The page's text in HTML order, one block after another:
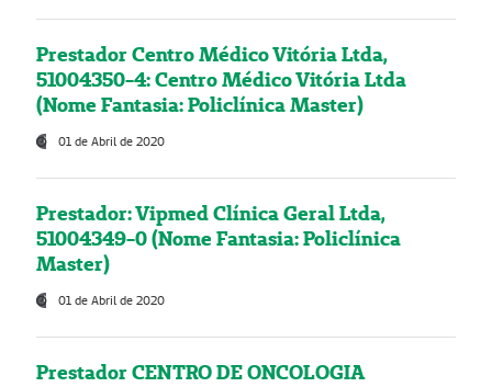
Prestador Centro Médico Vitória Ltda,
51004350-4: Centro Médico Vitória Ltda
(Nome Fantasia: Policlínica Master)
01 de Abril de 2020
Prestador: Vipmed Clínica Geral Ltda,
51004349-0 (Nome Fantasia: Policlínica
Master)
01 de Abril de 2020
Prestador CENTRO DE ONCOLOGIA